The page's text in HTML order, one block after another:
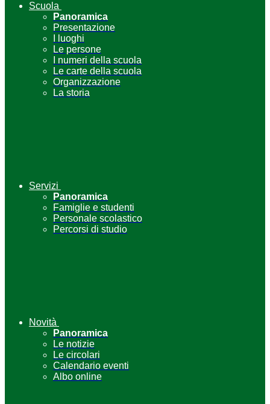
Scuola
Panoramica
Presentazione
I luoghi
Le persone
I numeri della scuola
Le carte della scuola
Organizzazione
La storia
Servizi
Panoramica
Famiglie e studenti
Personale scolastico
Percorsi di studio
Novità
Panoramica
Le notizie
Le circolari
Calendario eventi
Albo online